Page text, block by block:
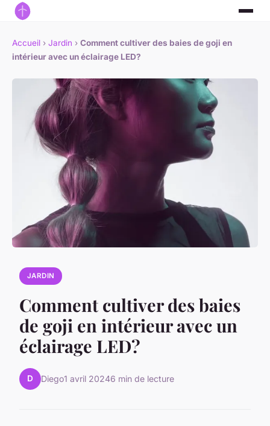
Accueil › Jardin › Comment cultiver des baies de goji en
intérieur avec un éclairage LED?
JARDIN
Comment cultiver des baies
de goji en intérieur avec un
éclairage LED?
D Diego1 avril 20246 min de lecture